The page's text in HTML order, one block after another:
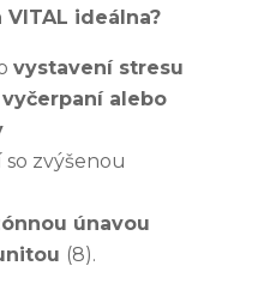
ideálna?
vystavení stresu
vyčerpaní alebo
zvýšenou
únavou
(8).